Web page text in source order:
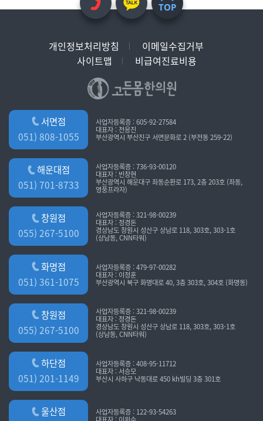
TOP
개인정보처리방침
이메일수집거부
사이트맵
비급여진료비용
서면점
051) 808-1055
사업자등록증 : 605-92-27584
대표자 : 전응진
부산광역시 부산진구 서면문화로 2 (부전동 259-22)
해운대점
051) 701-8733
사업자등록증 : 736-93-00120
대표자 : 빈창현
부산광역시 해운대구 좌동순환로 173, 2층 203호 (좌동,
영풍프라자)
창원점
055) 267-5100
사업자등록증 : 321-98-00239
대표자 : 정경돈
경상남도 창원시 성산구 상남로 118, 303호, 303-1호
(상남동, CNN타워)
화명점
051) 361-1075
사업자등록증 : 479-97-00282
대표자 : 이정훈
부산광역시 북구 화명대로 40, 3층 303호, 304호 (화명동)
창원점
055) 267-5100
사업자등록증 : 321-98-00239
대표자 : 정경돈
경상남도 창원시 성산구 상남로 118, 303호, 303-1호
(상남동, CNN타워)
하단점
051) 201-1149
사업자등록증 : 408-95-11712
대표자 : 서승모
부산시 사하구 낙동대로 450 kh빌딩 3층 301호
울산점
사업자등록증 : 122-93-54263